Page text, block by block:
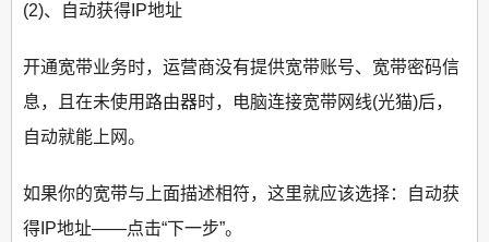
(2)、自动获得IP地址
开通宽带业务时，运营商没有提供宽带账号、宽带密码信
息，且在未使用路由器时，电脑连接宽带网线(光猫)后，
自动就能上网。
如果你的宽带与上面描述相符，这里就应该选择：自动获
得IP地址——点击“下一步”。